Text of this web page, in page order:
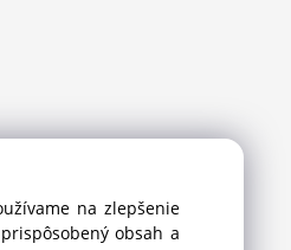
na zlepšenie
obsah a